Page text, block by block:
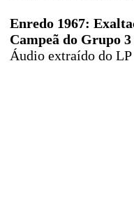
Enredo 1967:
Campeã do Grupo 3
Áudio extraído do